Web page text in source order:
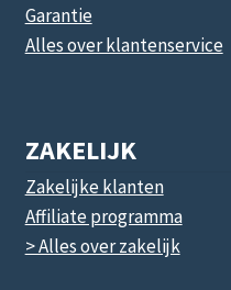
Garantie
Alles over klantenservice
ZAKELIJK
Zakelijke klanten
Affiliate programma
> Alles over zakelijk